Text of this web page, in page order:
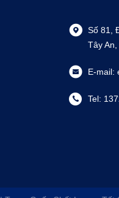
Số 81,
Tây
E-mail:
Tel: